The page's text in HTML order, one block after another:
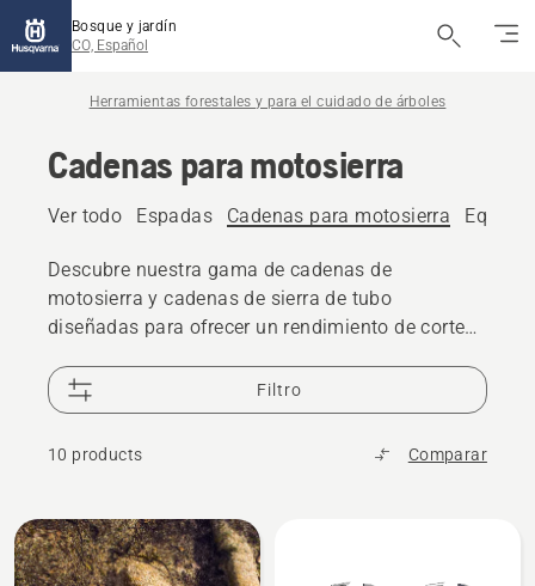
Bosque y jardín
CO, Español
Herramientas forestales y para el cuidado de árboles
Cadenas para motosierra
Ver todo Espadas Cadenas para motosierra
Descubre nuestra gama de cadenas de
motosierra y cadenas de sierra de tubo
diseñadas para ofrecer un rendimiento de corte
el cadena adecuado para tu motosierra o sierra
de tubo, ya sea cortar leña, cuidar árboles o
realizar trabajos forestales profesionales.
Filtro
10 products Comparar
All
products